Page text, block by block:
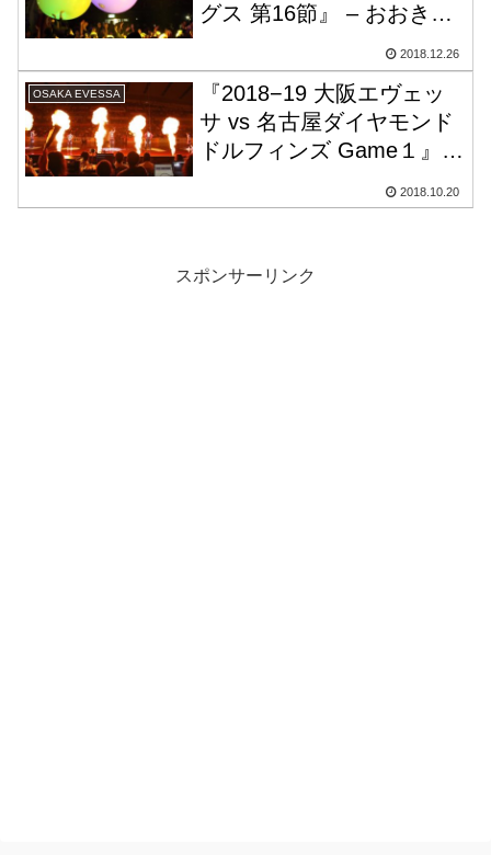
グス 第16節』 – おおきに
2018.12.26
OSAKA EVESSA
『2018−19 大阪エヴェッ
サ vs 名古屋ダイヤモンド
ドルフィンズ Game１』 –
2018.10.20
スポンサーリンク